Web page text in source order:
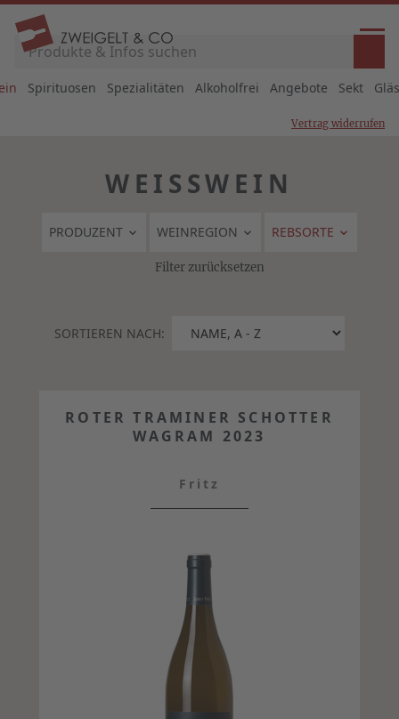
Spirituosen Spezialitäten Alkoholfrei Angebote Sekt
Vertrag widerrufen
WEISSWEIN
PRODUZENT WEINREGION REBSORTE
Filter zurücksetzen
SORTIEREN NACH:
ROTER TRAMINER SCHOTTER
WAGRAM 2023
Fritz